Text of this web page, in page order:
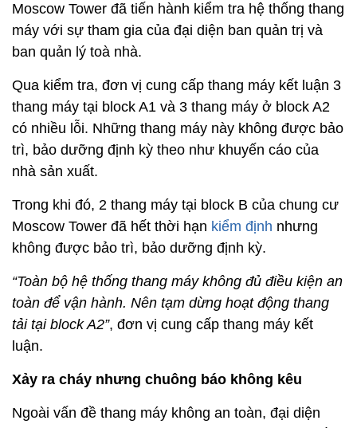
Moscow Tower đã tiến hành kiểm tra hệ thống thang
máy với sự tham gia của đại diện ban quản trị và
ban quản lý toà nhà.
Qua kiểm tra, đơn vị cung cấp thang máy kết luận 3
thang máy tại block A1 và 3 thang máy ở block A2
có nhiều lỗi. Những thang máy này không được bảo
trì, bảo dưỡng định kỳ theo như khuyến cáo của
nhà sản xuất.
Trong khi đó, 2 thang máy tại block B của chung cư
Moscow Tower đã hết thời hạn kiểm định nhưng
không được bảo trì, bảo dưỡng định kỳ.
“Toàn bộ hệ thống thang máy không đủ điều kiện an
toàn để vận hành. Nên tạm dừng hoạt động thang
tải tại block A2”, đơn vị cung cấp thang máy kết
luận.
Xảy ra cháy nhưng chuông báo không kêu
Ngoài vấn đề thang máy không an toàn, đại diện